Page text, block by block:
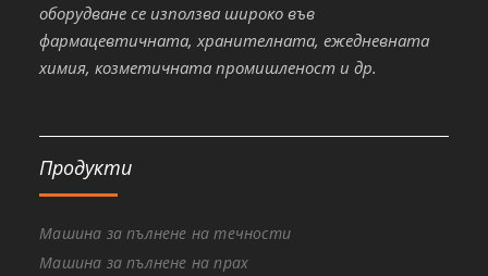
оборудване се използва широко във
фармацевтичната, хранителната, ежедневната
химия, козметичната промишленост и др.
Продукти
Машина за пълнене на течности
Машина за пълнене на прах